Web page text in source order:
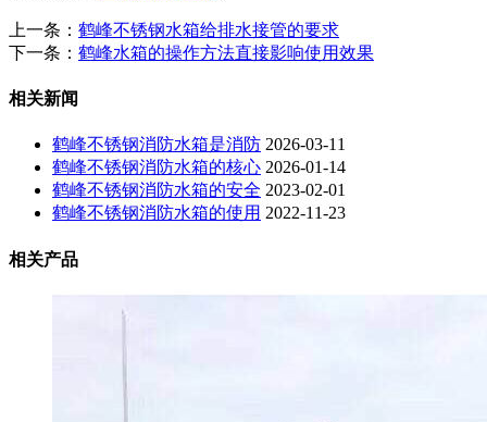
上一条： 鹤峰不锈钢水箱给排水接管的要求
下一条： 鹤峰水箱的操作方法直接影响使用效果
相关新闻
鹤峰不锈钢消防水箱是消防 2026-03-11
鹤峰不锈钢消防水箱的核心 2026-01-14
鹤峰不锈钢消防水箱的安全 2023-02-01
鹤峰不锈钢消防水箱的使用 2022-11-23
相关产品